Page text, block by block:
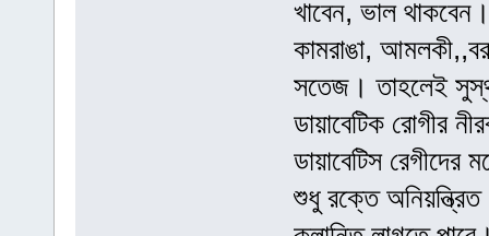
খাবেন, ভাল
কামরাঙা,
সতেজ। তাহলেই
ডায়াবেটিক রোগীর
ডায়াবেটিস
শুধু রক্তে